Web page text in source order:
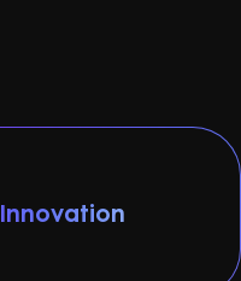
Innovation